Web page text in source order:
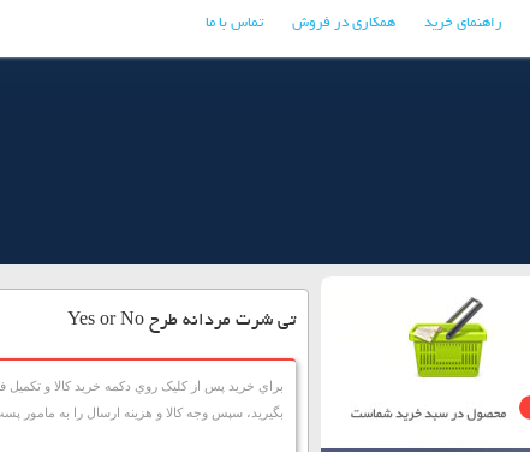
راهنمای خرید همکاری در فروش تماس با ما
تی شرت مردانه طرح Yes or No
براي خريد پس از کليک روي دکمه خريد کالا و
بگيريد، سپس وجه کالا و هزينه ارسال را به مامور